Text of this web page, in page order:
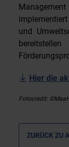
und
Hier die
Fotocredit:
ZURÜCK ZU